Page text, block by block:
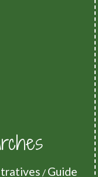
/ Guide